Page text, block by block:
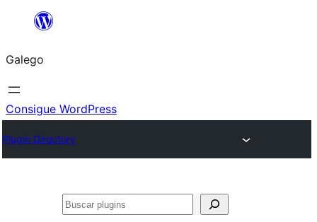
Saltar
contido
Galego
Consigue WordPress
Plugin Directory
Buscar